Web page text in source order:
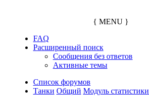
{ MENU }
FAQ
Расширенный поиск
Сообщения без ответов
Активные темы
Список форумов
Танки Общий Модуль